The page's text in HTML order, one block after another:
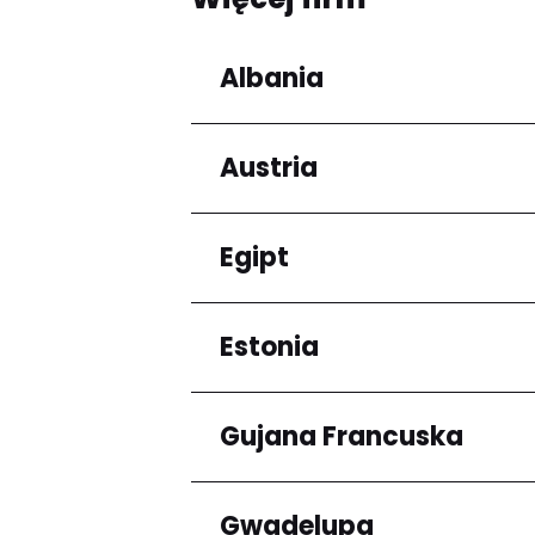
Albania
Regiony
Qarku i Tiranës
Austria
Regiony
Niederösterreich
Egipt
Regiony
Kair
Estonia
Regiony
Harju maakond
Gujana Francuska
Regiony
Gwadelupa